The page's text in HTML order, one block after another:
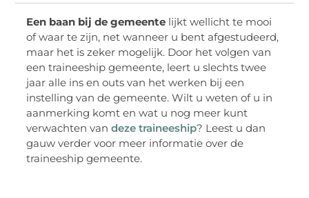
Een baan bij de gemeente lijkt wellicht te mooi
of waar te zijn, net wanneer u bent afgestudeerd,
maar het is zeker mogelijk. Door het volgen van
een traineeship gemeente, leert u slechts twee
jaar alle ins en outs van het werken bij een
instelling van de gemeente. Wilt u weten of u in
aanmerking komt en wat u nog meer kunt
verwachten vandeze traineeship? Leest u dan
gauw verder voor meer informatie over de
traineeship gemeente.